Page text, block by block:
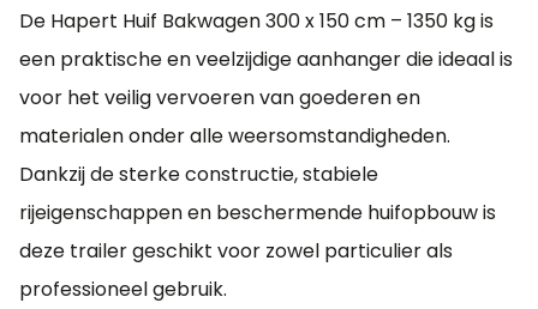
De Hapert Huif Bakwagen 300 x 150 cm – 1350 kg is
een praktische en veelzijdige aanhanger die ideaal is
voor het veilig vervoeren van goederen en
materialen onder alle weersomstandigheden.
Dankzij de sterke constructie, stabiele
rijeigenschappen en beschermende huifopbouw is
deze trailer geschikt voor zowel particulier als
professioneel gebruik.